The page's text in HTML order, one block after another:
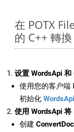
在 POTX
的 C++ 轉換
设置 WordsApi 和
使用您的客户端
初始化 WordsApi
使用 WordsApi 将
创建